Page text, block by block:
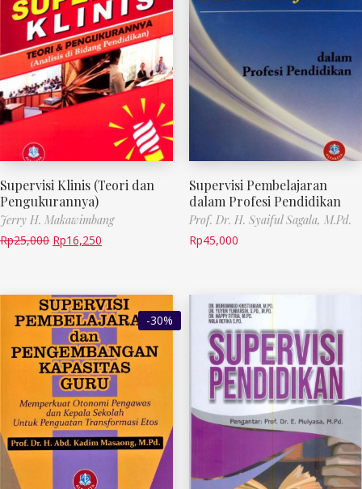
Supervisi Klinis (Teori dan
Pengukurannya)
Jerry H. Makawimbang
Rp25,000 Rp16,250
Supervisi Pembelajaran
dalam Profesi Pendidikan
Prof. Dr. H. Syaiful Sagala, M.Pd.
Rp45,000
-30%